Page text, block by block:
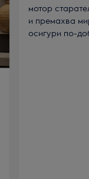
мотор
и премахва
осигури по-